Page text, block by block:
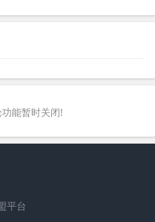
能暂时关闭!
平台